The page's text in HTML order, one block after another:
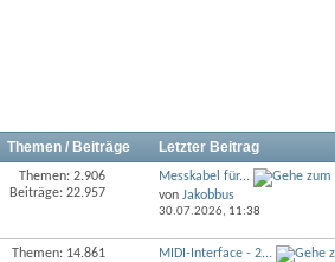
Themen / Beiträge Letzter Beitrag
Themen: 2.906
Beiträge: 22.957
Messkabel für...
von Jakobbus
30.07.2026, 11:38
Themen: 14.861
MIDI-Interface - 2...